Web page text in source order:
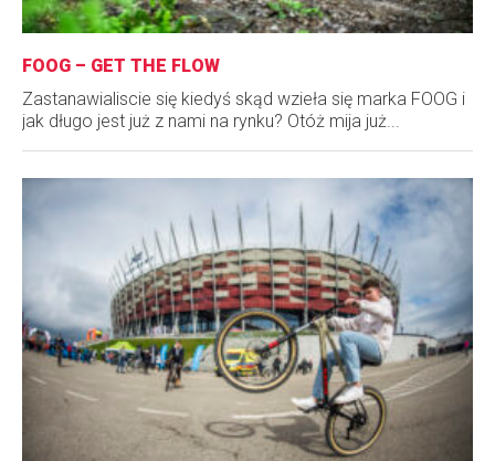
FOOG – GET THE FLOW
Zastanawialiscie się kiedyś skąd wzieła się marka FOOG i
jak długo jest już z nami na rynku? Otóż mija już...